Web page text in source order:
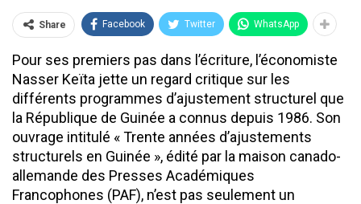
Share Facebook Twitter WhatsApp
Pour ses premiers pas dans l’écriture, l’économiste
Nasser Keïta jette un regard critique sur les
différents programmes d’ajustement structurel que
la République de Guinée a connus depuis 1986. Son
ouvrage intitulé « Trente années d’ajustements
structurels en Guinée », édité par la maison canado-
allemande des Presses Académiques
Francophones (PAF), n’est pas seulement un